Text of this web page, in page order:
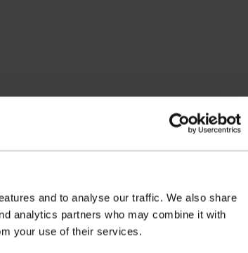
and to analyse our traffic. We also share
analytics partners who may combine it with
your use of their services.